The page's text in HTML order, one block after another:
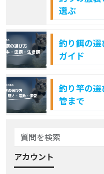
選ぶ
釣り餌の
ガイド
釣り竿の
管まで
アカウント